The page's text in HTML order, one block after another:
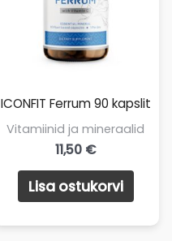
ICONFIT Ferrum 90 kapslit
Vitamiinid ja mineraalid
11,50 €
Lisa ostukorvi